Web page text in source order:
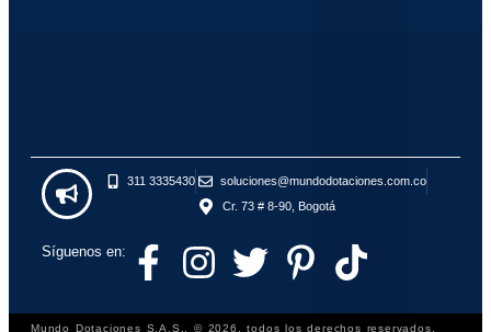
311 3335430
soluciones@mundodotaciones.com.co
Cr. 73 # 8-90, Bogotá
Síguenos en:
Mundo Dotaciones S.A.S., © 2026, todos los derechos reservados.